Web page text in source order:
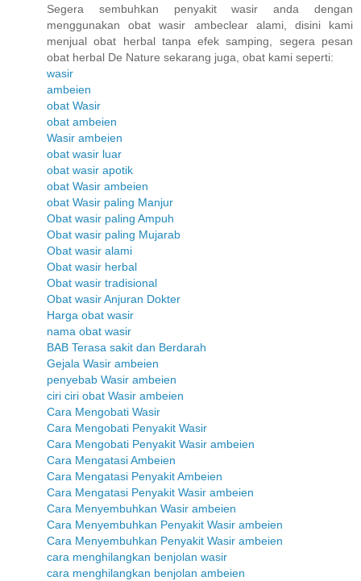
Segera sembuhkan penyakit wasir anda dengan
menggunakan obat wasir ambeclear alami, disini kami
menjual obat herbal tanpa efek samping, segera pesan
obat herbal De Nature sekarang juga, obat kami seperti:
wasir
ambeien
obat Wasir
obat ambeien
Wasir ambeien
obat wasir luar
obat wasir apotik
obat Wasir ambeien
obat Wasir paling Manjur
Obat wasir paling Ampuh
Obat wasir paling Mujarab
Obat wasir alami
Obat wasir herbal
Obat wasir tradisional
Obat wasir Anjuran Dokter
Harga obat wasir
nama obat wasir
BAB Terasa sakit dan Berdarah
Gejala Wasir ambeien
penyebab Wasir ambeien
ciri ciri obat Wasir ambeien
Cara Mengobati Wasir
Cara Mengobati Penyakit Wasir
Cara Mengobati Penyakit Wasir ambeien
Cara Mengatasi Ambeien
Cara Mengatasi Penyakit Ambeien
Cara Mengatasi Penyakit Wasir ambeien
Cara Menyembuhkan Wasir ambeien
Cara Menyembuhkan Penyakit Wasir ambeien
Cara Menyembuhkan Penyakit Wasir ambeien
cara menghilangkan benjolan wasir
cara menghilangkan benjolan ambeien